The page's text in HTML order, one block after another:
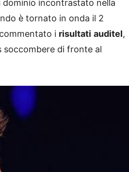
dominio incontrastato nella
è tornato in onda il 2
i risultati auditel,
soccombere di fronte al